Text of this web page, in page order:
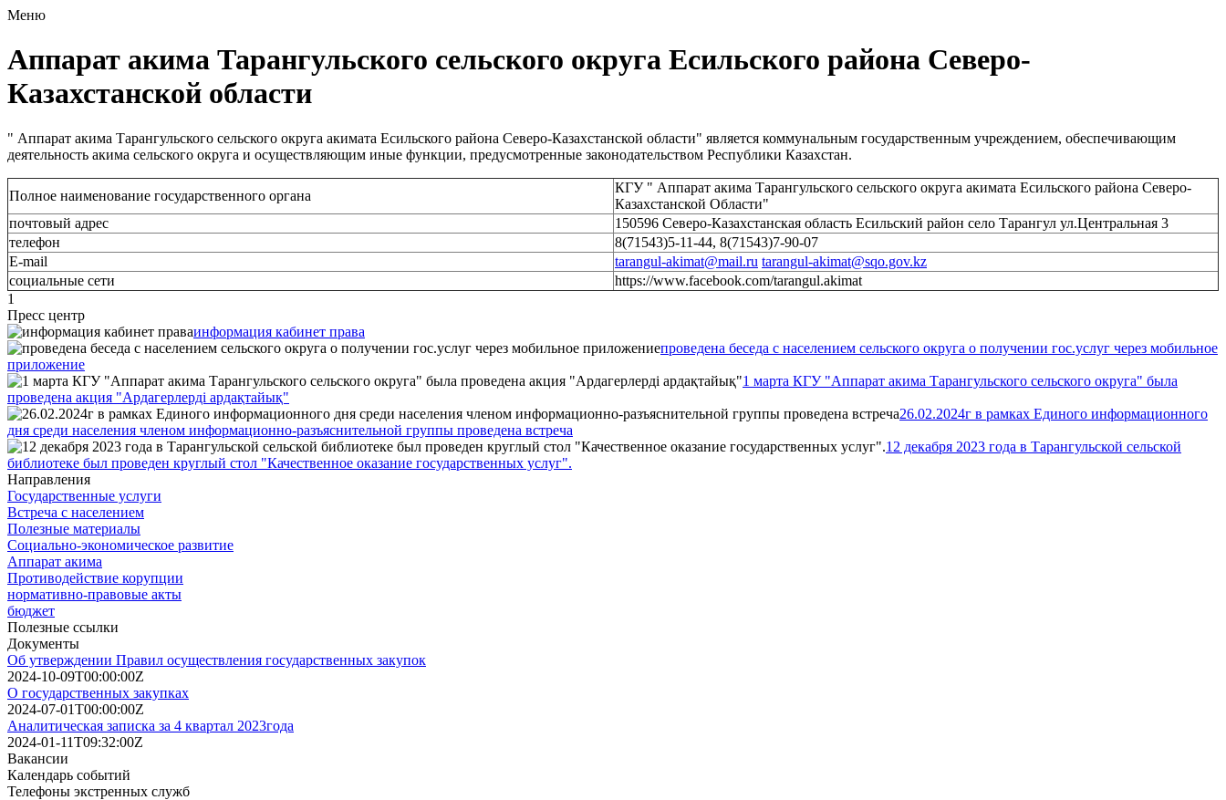
Меню
Аппарат акима Тарангульского сельского округа Есильского района Северо-
Казахстанской области
" Аппарат акима Тарангульского сельского округа акимата Есильского района Северо-Казахстанской области" является коммунальным государственным учреждением, обеспечивающим
деятельность акима сельского округа и осуществляющим иные функции, предусмотренные законодательством Республики Казахстан.
Полное наименование государственного органа
КГУ " Аппарат акима Тарангульского сельского округа акимата Есильского района Северо-
Казахстанской Области"
почтовый адрес
150596 Северо-Казахстанская область Есильский район село Тарангул ул.Центральная 3
телефон
8(71543)5-11-44, 8(71543)7-90-07
Е-mail
tarangul-akimat@mail.ru tarangul-akimat@sqo.gov.kz
социальные сети
https://www.facebook.com/tarangul.akimat
1
Пресс центр
информация кабинет права
проведена беседа с населением сельского округа о получении гос.услуг через мобильное
приложение
1 марта КГУ "Аппарат акима Тарангульского сельского округа" была
проведена акция "Ардагерлерді ардақтайық"
26.02.2024г в рамках Единого информационного
дня среди населения членом информационно-разъяснительной группы проведена встреча
12 декабря 2023 года в Тарангульской сельской
библиотеке был проведен круглый стол "Качественное оказание государственных услуг".
Направления
Государственные услуги
Встреча с населением
Полезные материалы
Социально-экономическое развитие
Аппарат акима
Противодействие корупции
нормативно-правовые акты
бюджет
Полезные ссылки
Документы
Об утверждении Правил осуществления государственных закупок
2024-10-09T00:00:00Z
О государственных закупках
2024-07-01T00:00:00Z
Аналитическая записка за 4 квартал 2023года
2024-01-11T09:32:00Z
Вакансии
Календарь событий
Телефоны экстренных служб